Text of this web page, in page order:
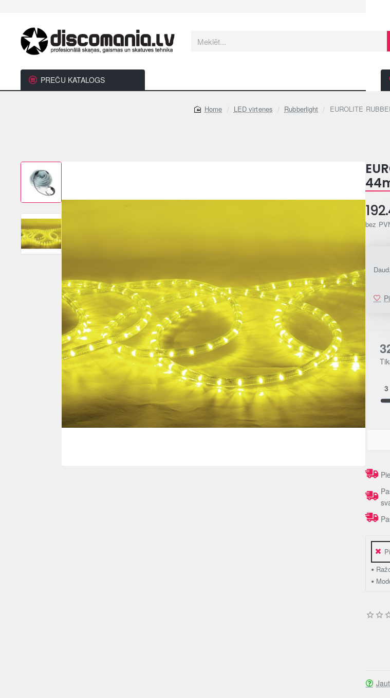
Meklēt...
PREČU KATALOGS
home
LED virtenes Rubberlight EUROLITE
bez